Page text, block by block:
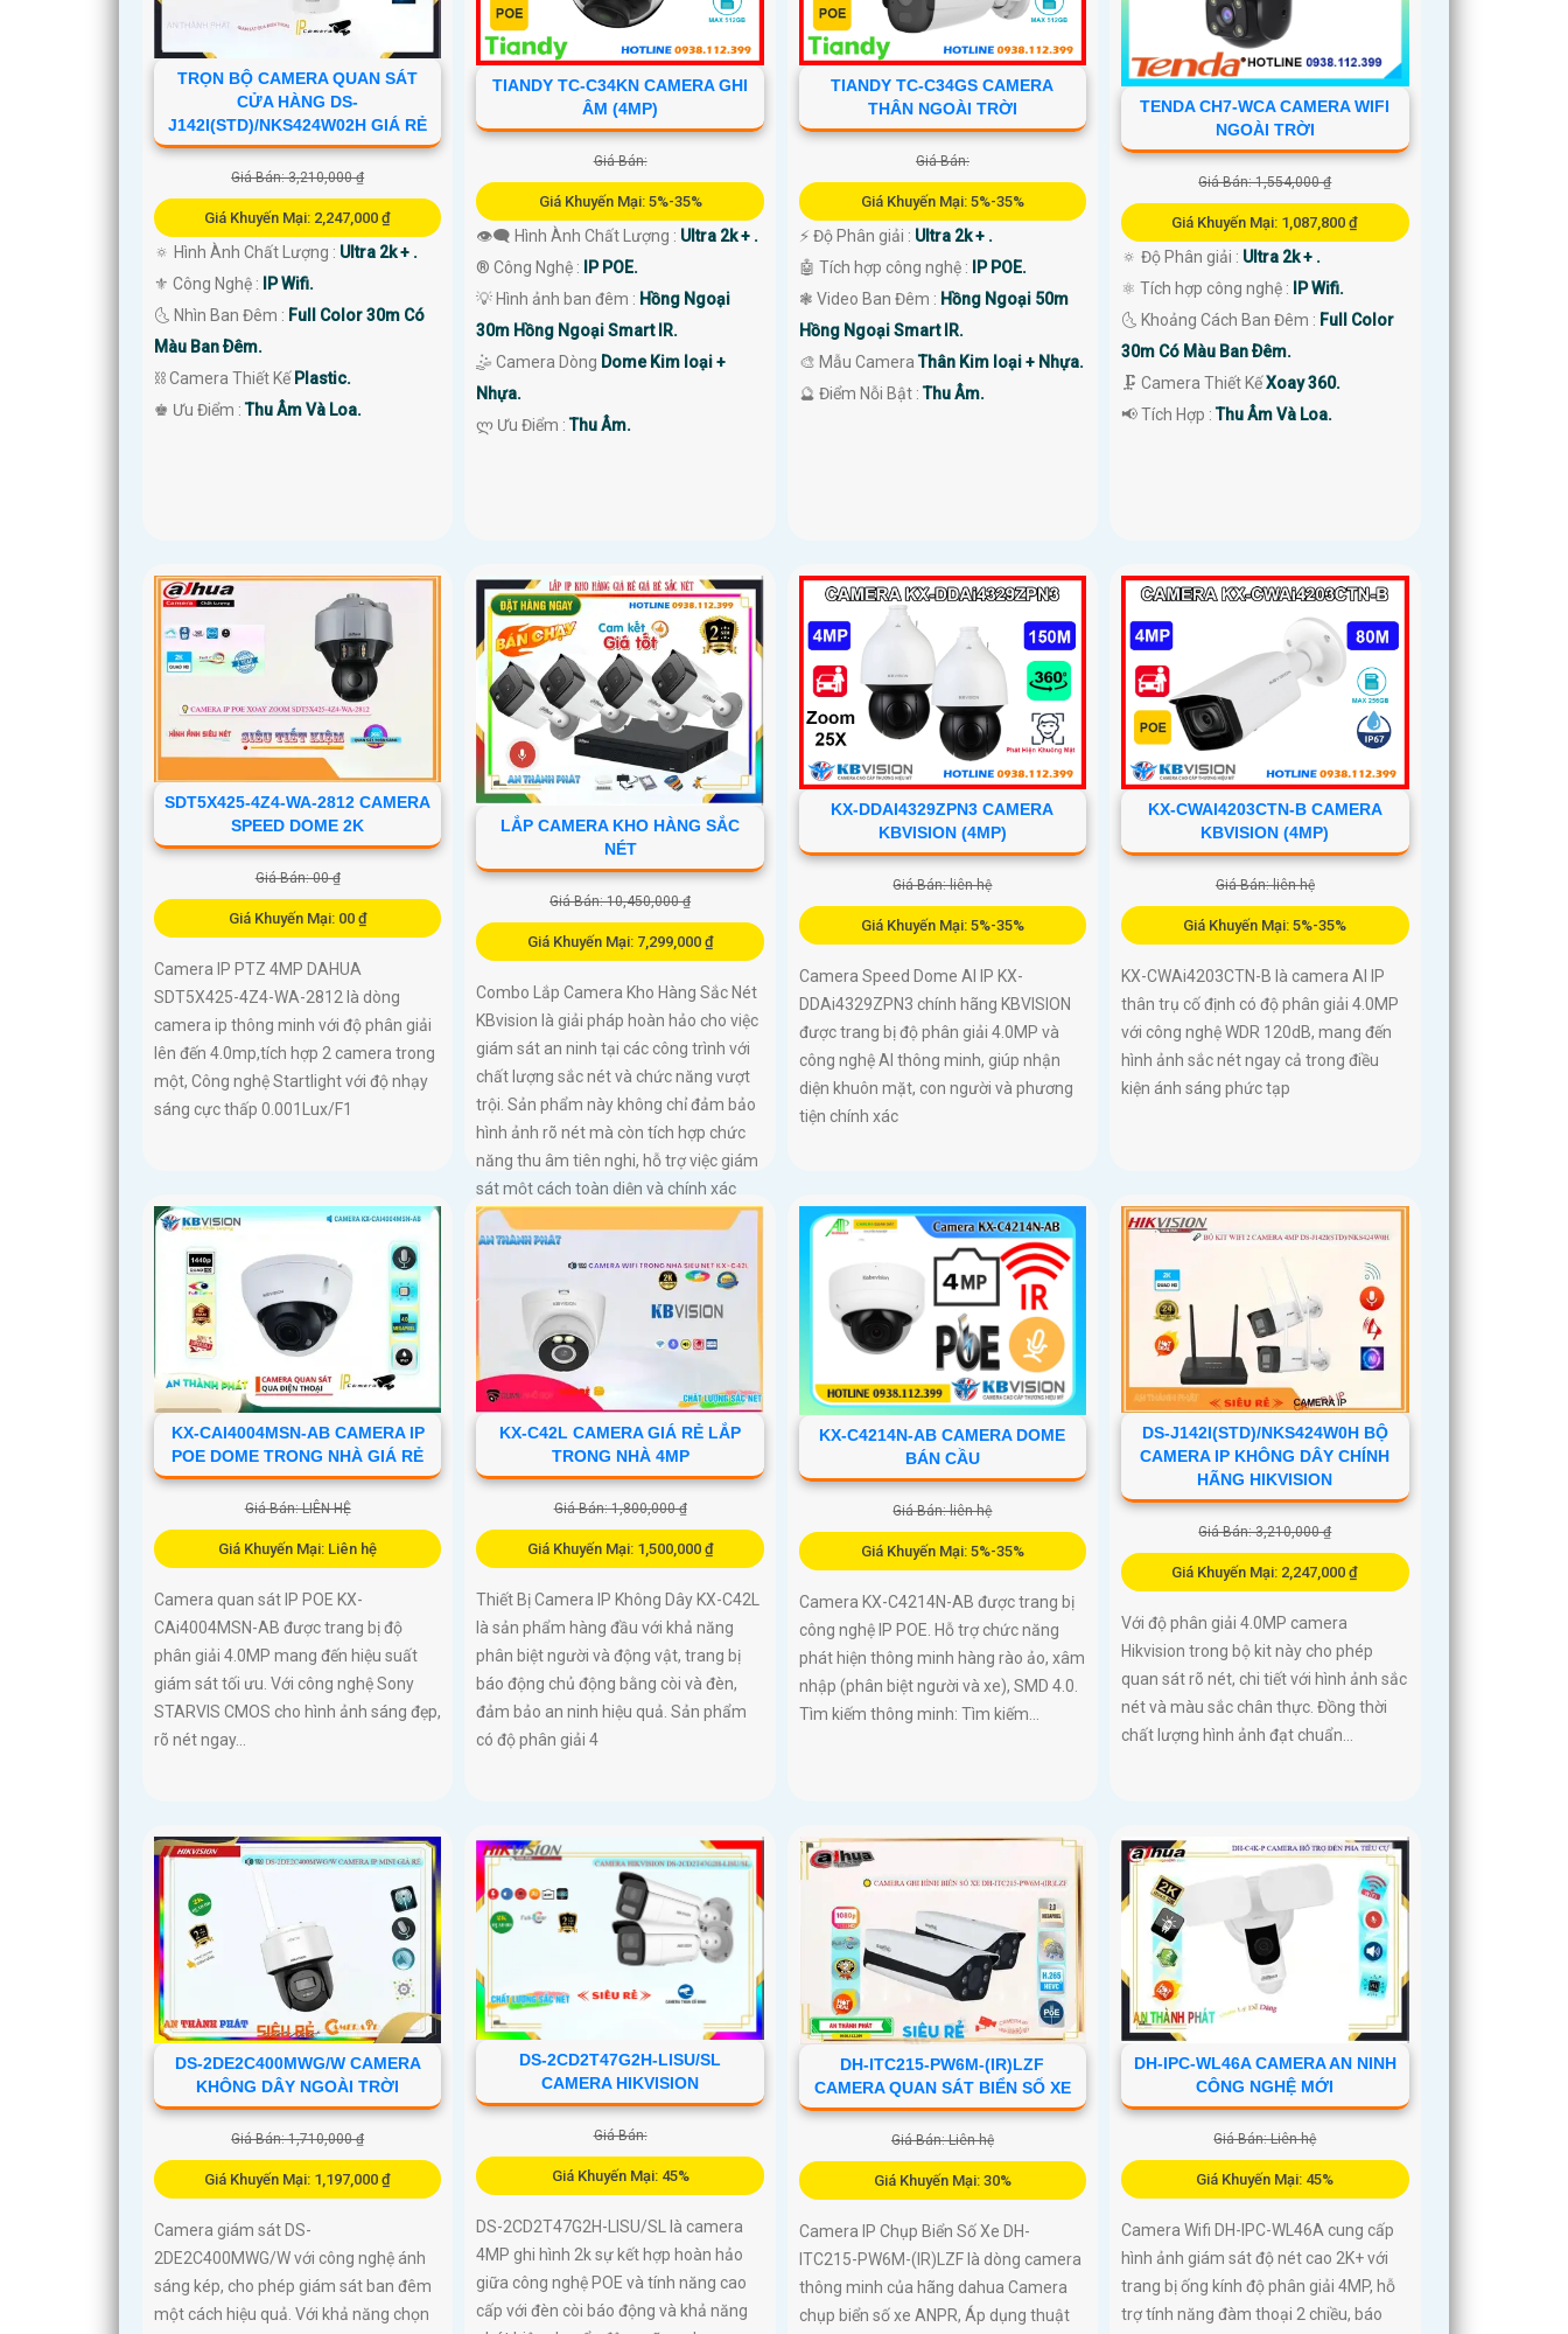
TRỌN BỘ CAMERA QUAN SÁT
CỬA HÀNG DS-
J142I(STD)/NKS424W02H GIÁ RẺ
Giá Bán: 3,210,000 ₫
Giá Khuyến Mại: 2,247,000 ₫
🔅 Hình Ành Chất Lượng : Ultra 2k + .
⚜️ Công Nghệ :
IP Wifi.
🌜 Nhìn Ban Đêm : Full Color 30m Có
Màu Ban Ðêm.
⛓ Camera Thiết Kế Plastic.
️♚ Ưu Điểm :Thu Âm Và Loa.
TIANDY TC-C34KN CAMERA GHI
ÂM (4MP)
Giá Bán:
Giá Khuyến Mại: 5%-35%
👁️‍🗨 Hình Ành Chất Lượng : Ultra 2k + .
®️ Công Nghệ :
IP POE.
💡 Hình ảnh ban đêm : Hồng Ngoại
30m Hồng Ngoại Smart IR.
🤹 Camera Dòng Dome Kim loại +
Nhựa.
️ლ Ưu Điểm :Thu Âm.
TIANDY TC-C34GS CAMERA
THÂN NGOÀI TRỜI
Giá Bán:
Giá Khuyến Mại: 5%-35%
️⚡ Độ Phân giải : Ultra 2k + .
🤖️ Tích hợp công nghệ :
IP POE.
❃ Video Ban Đêm : Hồng Ngoại 50m
Hồng Ngoại Smart IR.
🎨 Mẫu CameraThân Kim loại + Nhựa.
️🔮 Điểm Nỗi Bật :Thu Âm.
TENDA CH7-WCA CAMERA WIFI
NGOÀI TRỜI
Giá Bán: 1,554,000 ₫
Giá Khuyến Mại: 1,087,800 ₫
🔅 Độ Phân giải : Ultra 2k + .
⚛️ Tích hợp công nghệ :
IP Wifi.
🌜 Khoảng Cách Ban Đêm : Full Color
30m Có Màu Ban Ðêm.
🗜️ Camera Thiết KếXoay 360.
️📢 Tích Hợp :Thu Âm Và Loa.
SDT5X425-4Z4-WA-2812 CAMERA
SPEED DOME 2K
Giá Bán: 00 ₫
Giá Khuyến Mại: 00 ₫
Camera IP PTZ 4MP DAHUA
SDT5X425-4Z4-WA-2812 là dòng
camera ip thông minh với độ phân giải
lên đến 4.0mp,tích hợp 2 camera trong
một, Công nghệ Startlight với độ nhạy
sáng cực thấp 0.001Lux/F1
LẮP CAMERA KHO HÀNG SẮC
NÉT
Giá Bán: 10,450,000 ₫
Giá Khuyến Mại: 7,299,000 ₫
Combo Lắp Camera Kho Hàng Sắc Nét
KBvision là giải pháp hoàn hảo cho việc
giám sát an ninh tại các công trình với
chất lượng sắc nét và chức năng vượt
trội. Sản phẩm này không chỉ đảm bảo
hình ảnh rõ nét mà còn tích hợp chức
năng thu âm tiên nghi, hỗ trợ việc giám
sát một cách toàn diện và chính xác
hơn
KX-DDAI4329ZPN3 CAMERA
KBVISION (4MP)
Giá Bán: liên hệ
Giá Khuyến Mại: 5%-35%
Camera Speed Dome AI IP KX-
DDAi4329ZPN3 chính hãng KBVISION
được trang bị độ phân giải 4.0MP và
công nghệ AI thông minh, giúp nhận
diện khuôn mặt, con người và phương
tiện chính xác
KX-CWAI4203CTN-B CAMERA
KBVISION (4MP)
Giá Bán: liên hệ
Giá Khuyến Mại: 5%-35%
KX-CWAi4203CTN-B là camera AI IP
thân trụ cố định có độ phân giải 4.0MP
với công nghệ WDR 120dB, mang đến
hình ảnh sắc nét ngay cả trong điều
kiện ánh sáng phức tạp
KX-CAI4004MSN-AB CAMERA IP
POE DOME TRONG NHÀ GIÁ RẺ
Giá Bán: LIÊN HỆ
Giá Khuyến Mại: Liên hệ
Camera quan sát IP POE KX-
CAi4004MSN-AB được trang bị độ
phân giải 4.0MP mang đến hiệu suất
giám sát tối ưu. Với công nghệ Sony
STARVIS CMOS cho hình ảnh sáng đẹp,
rõ nét ngay...
KX-C42L CAMERA GIÁ RẺ LẮP
TRONG NHÀ 4MP
Giá Bán: 1,800,000 ₫
Giá Khuyến Mại: 1,500,000 ₫
Thiết Bị Camera IP Không Dây KX-C42L
là sản phẩm hàng đầu với khả năng
phân biệt người và động vật, trang bị
báo động chủ động bằng còi và đèn,
đảm bảo an ninh hiệu quả. Sản phẩm
có độ phân giải 4
KX-C4214N-AB CAMERA DOME
BÁN CẦU
Giá Bán: liên hệ
Giá Khuyến Mại: 5%-35%
Camera KX-C4214N-AB được trang bị
công nghệ IP POE. Hỗ trợ chức năng
phát hiện thông minh hàng rào ảo, xâm
nhập (phân biệt người và xe), SMD 4.0.
Tìm kiếm thông minh: Tìm kiếm...
DS-J142I(STD)/NKS424W0H BỘ
CAMERA IP KHÔNG DÂY CHÍNH
HÃNG HIKVISION
Giá Bán: 3,210,000 ₫
Giá Khuyến Mại: 2,247,000 ₫
Với độ phân giải 4.0MP camera
Hikvision trong bộ kit này cho phép
quan sát rõ nét, chi tiết với hình ảnh sắc
nét và màu sắc chân thực. Đồng thời
chất lượng hình ảnh đạt chuẩn...
DS-2DE2C400MWG/W CAMERA
KHÔNG DÂY NGOÀI TRỜI
Giá Bán: 1,710,000 ₫
Giá Khuyến Mại: 1,197,000 ₫
Camera giám sát DS-
2DE2C400MWG/W với công nghệ ánh
sáng kép, cho phép giám sát ban đêm
một cách hiệu quả. Với khả năng chọn
DS-2CD2T47G2H-LISU/SL
CAMERA HIKVISION
Giá Bán:
Giá Khuyến Mại: 45%
DS-2CD2T47G2H-LISU/SL là camera
4MP ghi hình 2k sự kết hợp hoàn hảo
giữa công nghệ POE và tính năng cao
cấp với đèn còi báo động và khả năng
DH-ITC215-PW6M-(IR)LZF
CAMERA QUAN SÁT BIỂN SỐ XE
Giá Bán: Liên hệ
Giá Khuyến Mại: 30%
Camera IP Chụp Biển Số Xe DH-
ITC215-PW6M-(IR)LZF là dòng camera
thông minh của hãng dahua Camera
chụp biển số xe ANPR, Áp dụng thuật
DH-IPC-WL46A CAMERA AN NINH
CÔNG NGHỆ MỚI
Giá Bán: Liên hệ
Giá Khuyến Mại: 45%
Camera Wifi DH-IPC-WL46A cung cấp
hình ảnh giám sát độ nét cao 2K+ với
trang bị ống kính độ phân giải 4MP, hỗ
trợ tính năng đàm thoại 2 chiều, báo